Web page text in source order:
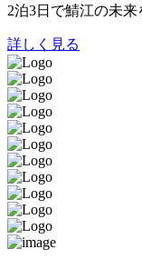
2泊3日で鯖江の未来
詳しく見る